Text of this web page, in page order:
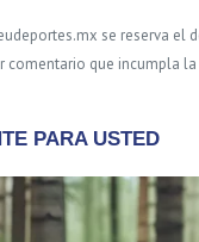
se reserva el
comentario que incumpla